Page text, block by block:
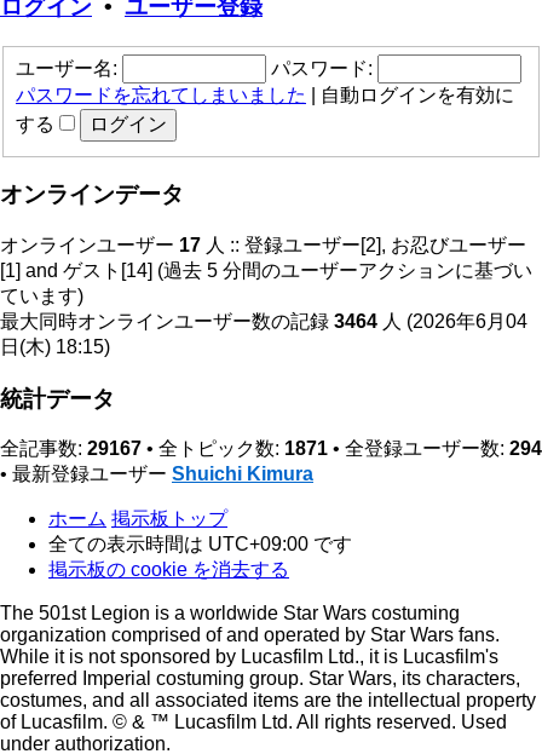
ログイン • ユーザー登録
ユーザー名:
パスワード:
パスワードを忘れてしまいました
自動ログインを有効に
する
オンラインデータ
オンラインユーザー 17 人 :: 登録ユーザー[2], お忍びユーザー
[1] and ゲスト[14] (過去 5 分間のユーザーアクションに基づい
ています)
最大同時オンラインユーザー数の記録 3464 人 (2026年6月04
日(木) 18:15)
統計データ
全記事数: 29167 • 全トピック数: 1871 • 全登録ユーザー数: 294
• 最新登録ユーザー Shuichi Kimura
ホーム 掲示板トップ
全ての表示時間は UTC+09:00 です
掲示板の cookie を消去する
The 501st Legion is a worldwide Star Wars costuming
organization comprised of and operated by Star Wars fans.
While it is not sponsored by Lucasfilm Ltd., it is Lucasfilm's
preferred Imperial costuming group. Star Wars, its characters,
costumes, and all associated items are the intellectual property
of Lucasfilm. © & ™ Lucasfilm Ltd. All rights reserved. Used
under authorization.